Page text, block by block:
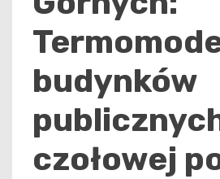
budynków
czołowej